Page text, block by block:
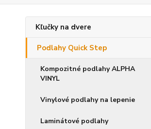
Kľučky na dvere
Podlahy Quick Step
Kompozitné podlahy ALPHA
VINYL
Vinylové podlahy na lepenie
Laminátové podlahy